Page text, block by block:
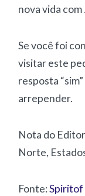
nova vida com
Se você foi
visitar este
resposta
arrepender.
Nota do
Norte,
Fonte: